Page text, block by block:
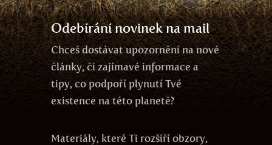
Odebírání novinek na mail
Chceš dostávat upozornění na nové
články, či zajímavé informace a
tipy, co podpoří plynutí Tvé
existence na této planetě?
Materiály, které Ti rozšíří obzory,